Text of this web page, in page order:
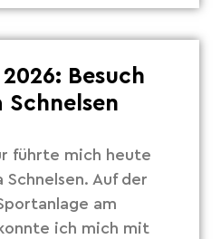
Besuch
Schnelsen
führte mich heute
Schnelsen. Auf der
am
ich mich mit